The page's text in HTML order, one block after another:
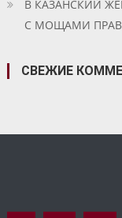
В КАЗАНСКИЙ
С МОЩАМИ
СВЕЖИЕ